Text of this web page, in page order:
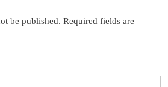
be published. Required fields are